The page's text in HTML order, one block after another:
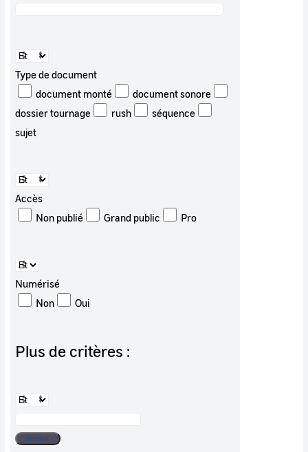
Type de document
document monté
document sonore
dossier tournage
rush
séquence
sujet
Accès
Non publié
Grand public Pro
Numérisé
Non
Oui
Plus de critères :